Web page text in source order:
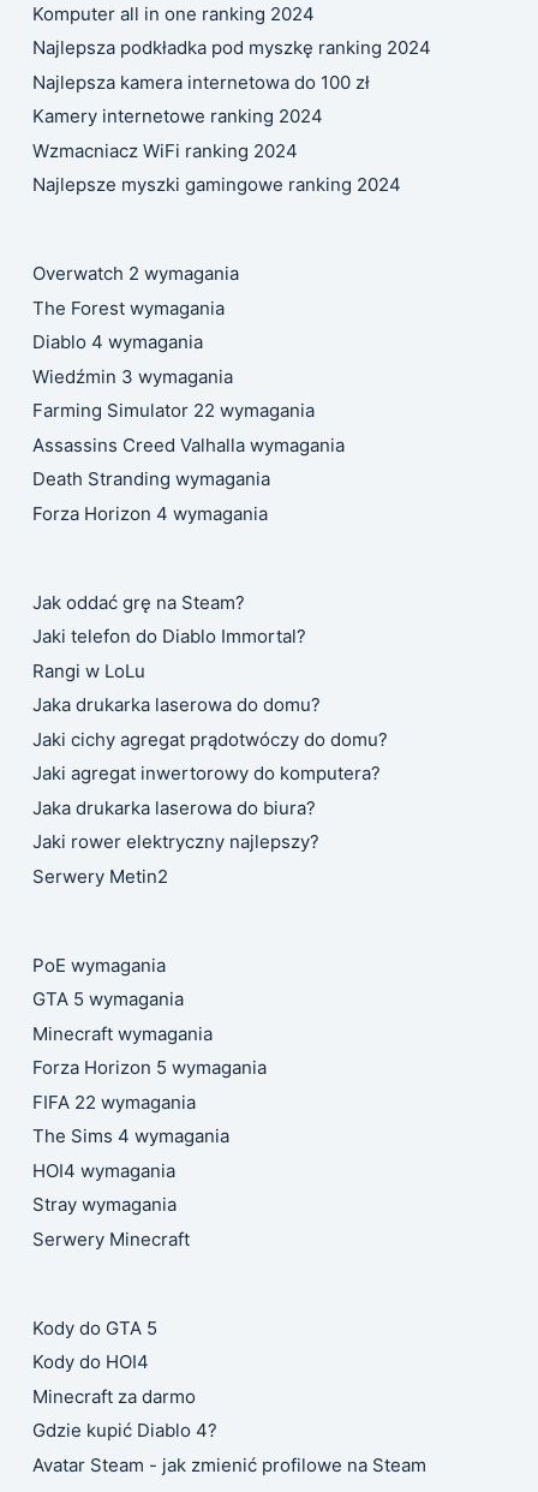
Komputer all in one ranking 2024
Najlepsza podkładka pod myszkę ranking 2024
Najlepsza kamera internetowa do 100 zł
Kamery internetowe ranking 2024
Wzmacniacz WiFi ranking 2024
Najlepsze myszki gamingowe ranking 2024
Overwatch 2 wymagania
The Forest wymagania
Diablo 4 wymagania
Wiedźmin 3 wymagania
Farming Simulator 22 wymagania
Assassins Creed Valhalla wymagania
Death Stranding wymagania
Forza Horizon 4 wymagania
Jak oddać grę na Steam?
Jaki telefon do Diablo Immortal?
Rangi w LoLu
Jaka drukarka laserowa do domu?
Jaki cichy agregat prądotwóczy do domu?
Jaki agregat inwertorowy do komputera?
Jaka drukarka laserowa do biura?
Jaki rower elektryczny najlepszy?
Serwery Metin2
PoE wymagania
GTA 5 wymagania
Minecraft wymagania
Forza Horizon 5 wymagania
FIFA 22 wymagania
The Sims 4 wymagania
HOI4 wymagania
Stray wymagania
Serwery Minecraft
Kody do GTA 5
Kody do HOI4
Minecraft za darmo
Gdzie kupić Diablo 4?
Avatar Steam - jak zmienić profilowe na Steam